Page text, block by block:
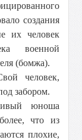
создания
их человек
военной
(бомжа).
человек,
забором.
юноша
что из
плохие,